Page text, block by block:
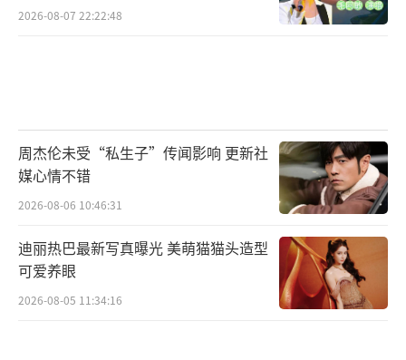
2026-08-07 22:22:48
周杰伦未受“私生子”传闻影响 更新社
媒心情不错
2026-08-06 10:46:31
迪丽热巴最新写真曝光 美萌猫猫头造型
可爱养眼
2026-08-05 11:34:16